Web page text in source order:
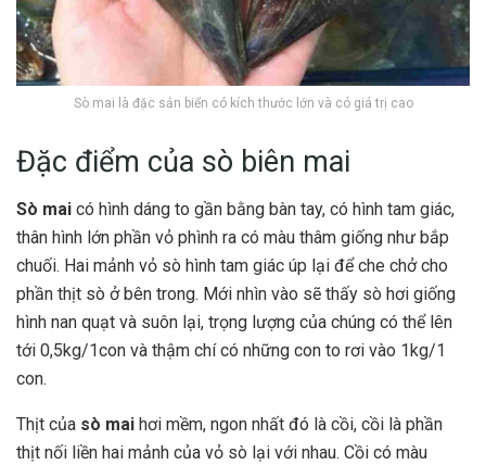
Sò mai là đặc sản biển có kích thước lớn và có giá trị cao
Đặc điểm của sò biên mai
Sò mai có hình dáng to gần bằng bàn tay, có hình tam giác,
thân hình lớn phần vỏ phình ra có màu thâm giống như bắp
chuối. Hai mảnh vỏ sò hình tam giác úp lại để che chở cho
phần thịt sò ở bên trong. Mới nhìn vào sẽ thấy sò hơi giống
hình nan quạt và suôn lại, trọng lượng của chúng có thể lên
tới 0,5kg/1con và thậm chí có những con to rơi vào 1kg/1
con.
Thịt của sò mai hơi mềm, ngon nhất đó là cồi, cồi là phần
thịt nối liền hai mảnh của vỏ sò lại với nhau. Cồi có màu